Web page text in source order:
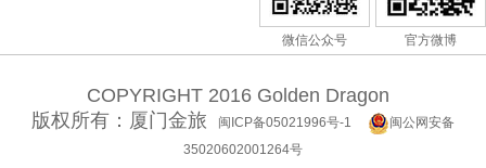
微信公众号 官方微博
COPYRIGHT 2016 Golden Dragon
版权所有：厦门金旅
闽ICP备05021996号-1
闽公网安备
35020602001264号